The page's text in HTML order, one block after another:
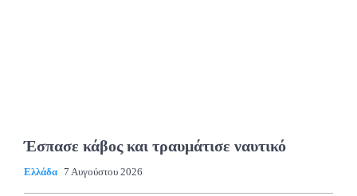
Έσπασε κάβος και τραυμάτισε ναυτικό
Ελλάδα 7 Αυγούστου 2026